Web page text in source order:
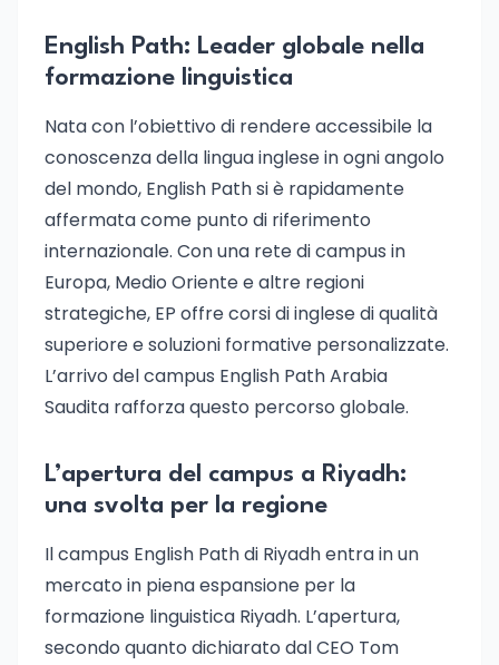
English Path: Leader globale nella
formazione linguistica
Nata con l’obiettivo di rendere accessibile la
conoscenza della lingua inglese in ogni angolo
del mondo, English Path si è rapidamente
affermata come punto di riferimento
internazionale. Con una rete di campus in
Europa, Medio Oriente e altre regioni
strategiche, EP offre corsi di inglese di qualità
superiore e soluzioni formative personalizzate.
L’arrivo del campus English Path Arabia
Saudita rafforza questo percorso globale.
L’apertura del campus a Riyadh:
una svolta per la regione
Il campus English Path di Riyadh entra in un
mercato in piena espansione per la
formazione linguistica Riyadh. L’apertura,
secondo quanto dichiarato dal CEO Tom